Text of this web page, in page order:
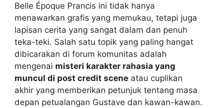
Belle Époque Prancis ini tidak hanya
menawarkan grafis yang memukau, tetapi juga
lapisan cerita yang sangat dalam dan penuh
teka-teki. Salah satu topik yang paling hangat
dibicarakan di forum komunitas adalah
mengenai misteri karakter rahasia yang
muncul di post credit scene atau cuplikan
akhir yang memberikan petunjuk tentang masa
depan petualangan Gustave dan kawan-kawan.